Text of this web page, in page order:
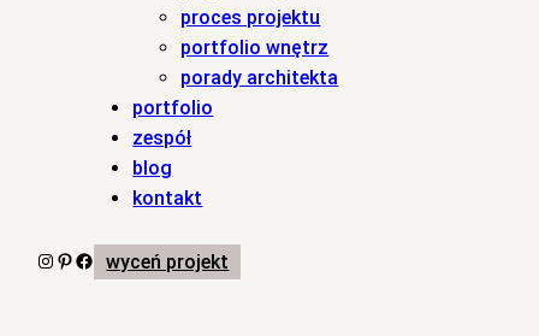
proces projektu
portfolio wnętrz
porady architekta
portfolio
zespół
blog
kontakt
Instagram
Pinterest
Facebook
wyceń projekt